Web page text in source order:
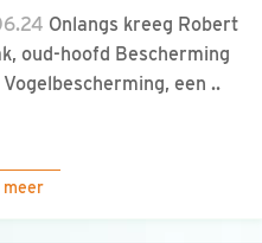
Onlangs kreeg Robert
oud-hoofd Bescherming
een ..
meer